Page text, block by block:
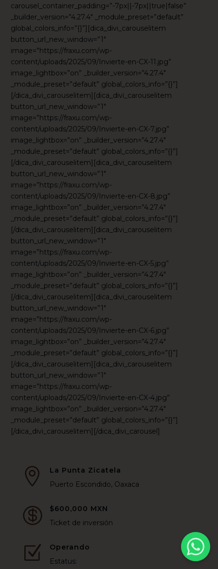
carousel_container_padding=”-7px||-7px||true|false”
_builder_version=”4.27.4″ _module_preset=”default”
global_colors_info=”{}”][dica_divi_carouselitem
button_url_new_window=”1″
image=”https://fraxu.com/wp-
content/uploads/2025/09/Invierte-en-CX-11.jpg”
image_lightbox=”on” _builder_version=”4.27.4″
_module_preset=”default” global_colors_info=”{}”]
[/dica_divi_carouselitem][dica_divi_carouselitem
button_url_new_window=”1″
image=”https://fraxu.com/wp-
content/uploads/2025/09/Invierte-en-CX-7.jpg”
image_lightbox=”on” _builder_version=”4.27.4″
_module_preset=”default” global_colors_info=”{}”]
[/dica_divi_carouselitem][dica_divi_carouselitem
button_url_new_window=”1″
image=”https://fraxu.com/wp-
content/uploads/2025/09/Invierte-en-CX-8.jpg”
image_lightbox=”on” _builder_version=”4.27.4″
_module_preset=”default” global_colors_info=”{}”]
[/dica_divi_carouselitem][dica_divi_carouselitem
button_url_new_window=”1″
image=”https://fraxu.com/wp-
content/uploads/2025/09/Invierte-en-CX-5.jpg”
image_lightbox=”on” _builder_version=”4.27.4″
_module_preset=”default” global_colors_info=”{}”]
[/dica_divi_carouselitem][dica_divi_carouselitem
button_url_new_window=”1″
image=”https://fraxu.com/wp-
content/uploads/2025/09/Invierte-en-CX-6.jpg”
image_lightbox=”on” _builder_version=”4.27.4″
_module_preset=”default” global_colors_info=”{}”]
[/dica_divi_carouselitem][dica_divi_carouselitem
button_url_new_window=”1″
image=”https://fraxu.com/wp-
content/uploads/2025/09/Invierte-en-CX-4.jpg”
image_lightbox=”on” _builder_version=”4.27.4″
_module_preset=”default” global_colors_info=”{}”]
[/dica_divi_carouselitem][/dica_divi_carousel]

La Punta Zicatela
Puerto Escondido, Oaxaca

$600,000 MXN
Ticket de inversión
Z
Operando
Estatus: